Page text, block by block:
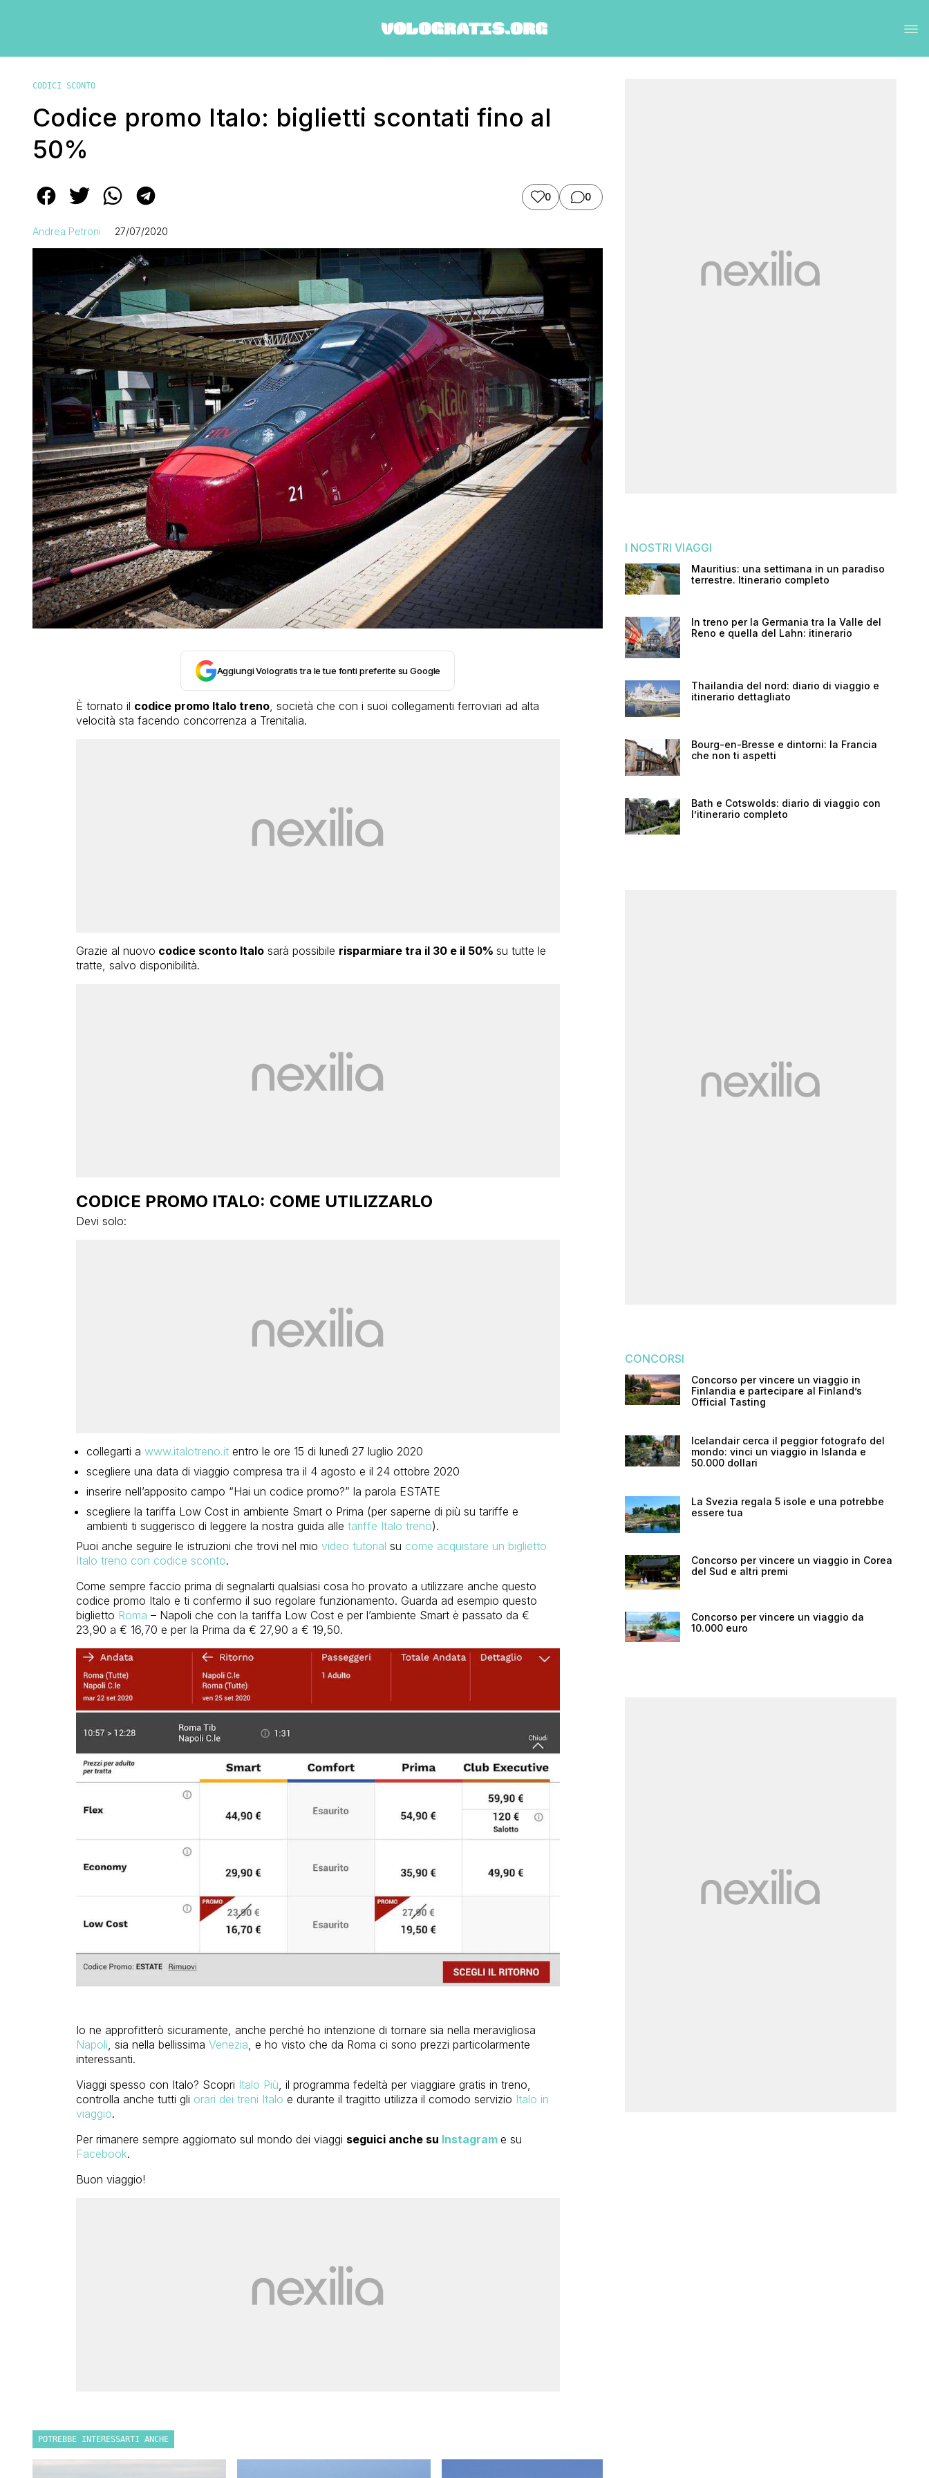
CODICI SCONTO
Codice promo Italo: biglietti scontati fino al
50%
0 0
Andrea Petroni 27/07/2020
Aggiungi Vologratis tra le tue fonti preferite su Google
È tornato il codice promo Italo treno, società che con i suoi collegamenti ferroviari ad alta
velocità sta facendo concorrenza a Trenitalia.
Grazie al nuovo codice sconto Italosarà possibile risparmiare tra il 30 e il 50% su tutte le
tratte, salvo disponibilità.
CODICE PROMO ITALO: COME UTILIZZARLO
Devi solo:
collegarti a www.italotreno.itentro le ore 15 di lunedì 27 luglio 2020
scegliere una data di viaggio compresa tra il 4 agosto e il 24 ottobre 2020
inserire nell’apposito campo “Hai un codice promo?” la parola ESTATE
scegliere la tariffa Low Cost in ambiente Smart o Prima (per saperne di più su tariffe e
ambienti ti suggerisco di leggere la nostra guida alle tariffe Italo treno).
Puoi anche seguire le istruzioni che trovi nel mio video tutorial su come acquistare un biglietto
Italo treno con codice sconto.
Come sempre faccio prima di segnalarti qualsiasi cosa ho provato a utilizzare anche questo
codice promo Italo e ti confermo il suo regolare funzionamento. Guarda ad esempio questo
biglietto Roma – Napoli che con la tariffa Low Cost e per l’ambiente Smart è passato da €
23,90 a € 16,70 e per la Prima da € 27,90 a € 19,50.
Io ne approfitterò sicuramente, anche perché ho intenzione di tornare sia nella meravigliosa
Napoli, sia nella bellissima Venezia, e ho visto che da Roma ci sono prezzi particolarmente
interessanti.
Viaggi spesso con Italo? Scopri Italo Più, il programma fedeltà per viaggiare gratis in treno,
controlla anche tutti gli orari dei treni Italo e durante il tragitto utilizza il comodo servizio Italo in
viaggio.
Per rimanere sempre aggiornato sul mondo dei viaggi seguici anche su Instagram e su
Facebook.
Buon viaggio!
POTREBBE INTERESSARTI ANCHE
I NOSTRI VIAGGI
Mauritius: una settimana in un paradiso
terrestre. Itinerario completo
In treno per la Germania tra la Valle del
Reno e quella del Lahn: itinerario
Thailandia del nord: diario di viaggio e
itinerario dettagliato
Bourg-en-Bresse e dintorni: la Francia
che non ti aspetti
Bath e Cotswolds: diario di viaggio con
l’itinerario completo
CONCORSI
Concorso per vincere un viaggio in
Finlandia e partecipare al Finland’s
Official Tasting
Icelandair cerca il peggior fotografo del
mondo: vinci un viaggio in Islanda e
50.000 dollari
La Svezia regala 5 isole e una potrebbe
essere tua
Concorso per vincere un viaggio in Corea
del Sud e altri premi
Concorso per vincere un viaggio da
10.000 euro